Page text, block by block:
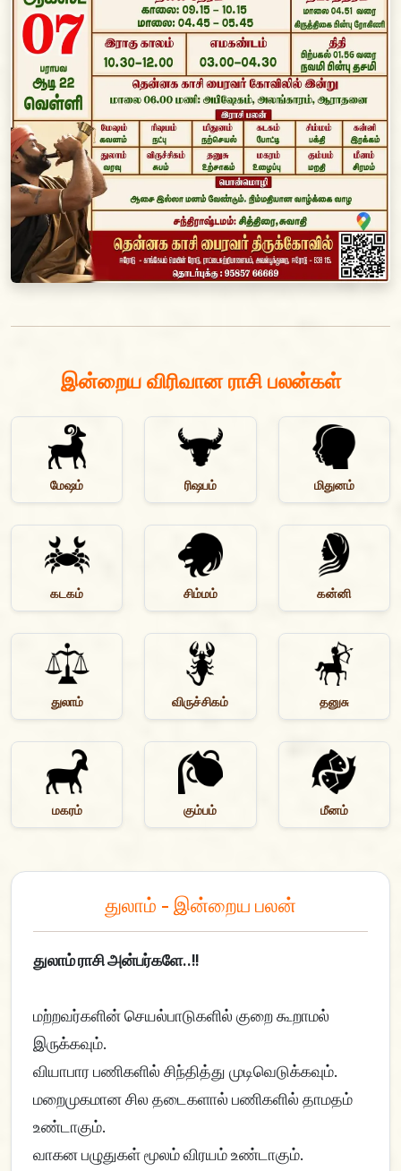
இன்றைய விரிவான ராசி பலன்கள்
மேஷம் ரிஷபம் மிதுனம்
கடகம் சிம்மம் கன்னி
துலாம் விருச்சிகம் தனுசு
மகரம் கும்பம் மீனம்
துலாம் - இன்றைய பலன்
துலாம் ராசி அன்பர்களே..!!
மற்றவர்களின் செயல்பாடுகளில் குறை கூறாமல்
இருக்கவும்.
வியாபார பணிகளில் சிந்தித்து முடிவெடுக்கவும்.
மறைமுகமான சில தடைகளால் பணிகளில் தாமதம்
உண்டாகும்.
வாகன பழுதுகள் மூலம் விரயம் உண்டாகும்.